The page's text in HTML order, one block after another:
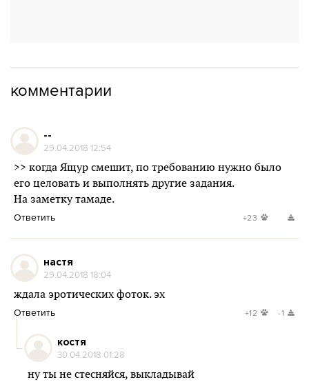
комментарии
--
29.04.2018 12:54
>> когда Ящур смешит, по требованию нужно было
его целовать и выполнять другие задания.
На заметку тамаде.
Ответить +23
настя
29.04.2018 18:04
ждала эротических фоток. эх
Ответить +12 -1
костя
30.04.2018 01:28
ну ты не стесняйся, выкладывай